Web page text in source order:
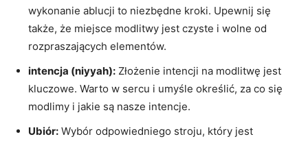
wykonanie ablucji to niezbędne kroki. Upewnij się
także, że⁢ miejsce modlitwy jest czyste ⁣i wolne od
rozpraszających elementów.
intencja (niyyah): ⁤Złożenie ‍intencji na modlitwę jest
kluczowe. Warto w sercu i umyśle określić, za co się
modlimy ‌i‍ jakie są nasze intencje.
Ubiór: Wybór ⁢odpowiedniego ⁣stroju, który⁢ jest​